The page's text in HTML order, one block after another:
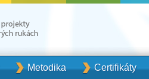
Metodika Certifikáty